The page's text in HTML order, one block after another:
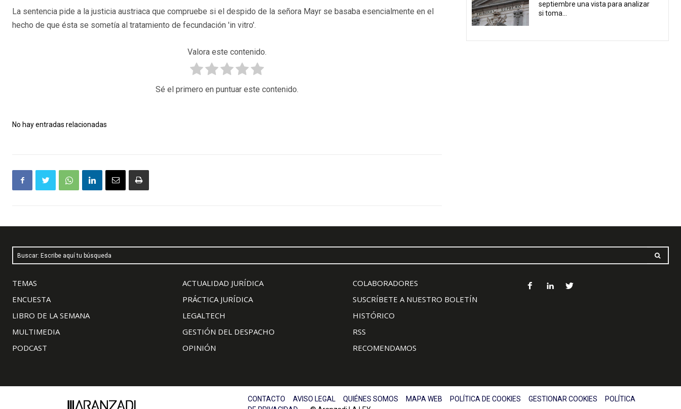
La sentencia pide a la justicia austriaca que compruebe si el despido de la señora Mayr se basaba esencialmente en el
hecho de que ésta se sometía al tratamiento de fecundación 'in vitro'.
Valora este contenido.
Sé el primero en puntuar este contenido.
No hay entradas relacionadas
septiembre una vista para analizar
si toma...
Buscar: Escribe aquí tu búsqueda
TEMAS
ENCUESTA
LIBRO DE LA SEMANA
MULTIMEDIA
PODCAST
ACTUALIDAD JURÍDICA
PRÁCTICA JURÍDICA
LEGALTECH
GESTIÓN DEL DESPACHO
OPINIÓN
COLABORADORES
SUSCRÍBETE A NUESTRO BOLETÍN
HISTÓRICO
RSS
RECOMENDAMOS
CONTACTO AVISO LEGAL QUIÉNES SOMOS MAPA WEB POLÍTICA DE COOKIES GESTIONAR COOKIES
POLÍTICA